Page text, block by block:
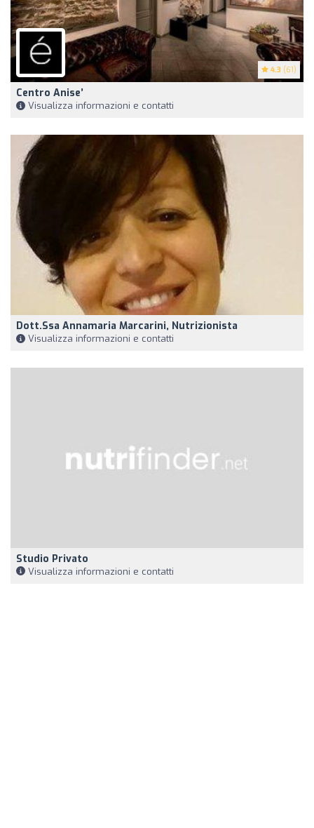
4.3 (61)
Centro Anise’
Visualizza informazioni e contatti
Dott.ssa Annamaria Marcarini, Nutrizionista
Visualizza informazioni e contatti
Studio Privato
Visualizza informazioni e contatti